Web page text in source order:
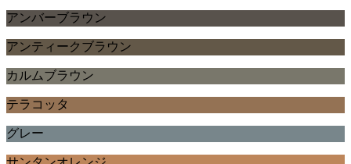
アンバーブラウン
アンティークブラウン
カルムブラウン
テラコッタ
グレー